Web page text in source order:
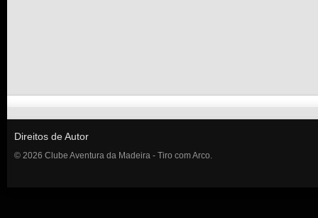
Direitos de Autor
© 2026 Clube Aventura da Madeira - Tiro com Arco.